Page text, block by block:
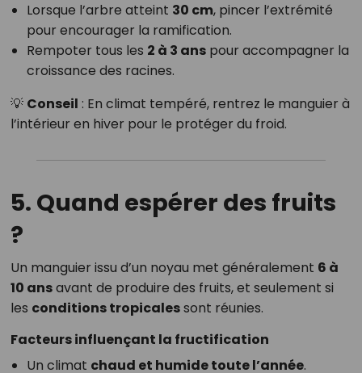
Lorsque l’arbre atteint 30 cm, pincer l’extrémité
pour encourager la ramification.
Rempoter tous les 2 à 3 anspour accompagner la
croissance des racines.
💡 Conseil : En climat tempéré, rentrez le manguier à
l’intérieur en hiver pour le protéger du froid.
5. Quand espérer des fruits
?
Un manguier issu d’un noyau met généralement 6 à
10 ansavant de produire des fruits, et seulement si
les conditions tropicalessont réunies.
Facteurs influençant la fructification
Un climat chaud et humide toute l’année.